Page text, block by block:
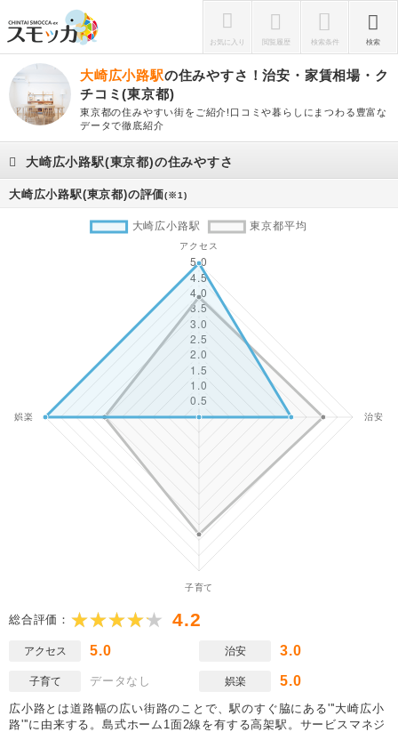
お気に入り 閲覧履歴 検索条件 検索
大崎広小路駅の住みやすさ！治安・家賃相場・ク
チコミ(東京都)
東京都の住みやすい街をご紹介!口コミや暮らしにまつわる豊富な
データで徹底紹介
大崎広小路駅(東京都)の住みやすさ
大崎広小路駅(東京都)の評価(※1)
総合評価： 4.2
アクセス 5.0 治安 3.0
子育て データなし 娯楽 5.0
広小路とは道路幅の広い街路のことで、駅のすぐ脇にある'''大崎広小
路'''に由来する。島式ホーム1面2線を有する高架駅。サービスマネジ